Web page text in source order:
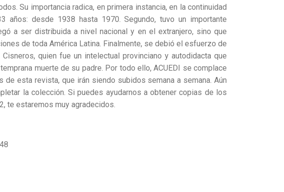
Su importancia radica, en primera instancia, en la continuidad
años: desde 1938 hasta 1970. Segundo, tuvo un importante
a ser distribuida a nivel nacional y en el extranjero, sino que
de toda América Latina. Finalmente, se debió el esfuerzo de
quien fue un intelectual provinciano y autodidacta que
muerte de su padre. Por todo ello, ACUEDI se complace
esta revista, que irán siendo subidos semana a semana. Aún
la colección. Si puedes ayudarnos a obtener copias de los
te estaremos muy agradecidos.